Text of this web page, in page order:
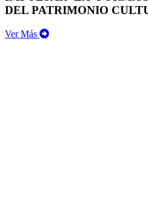
DEL PATRIMONIO
Ver Más